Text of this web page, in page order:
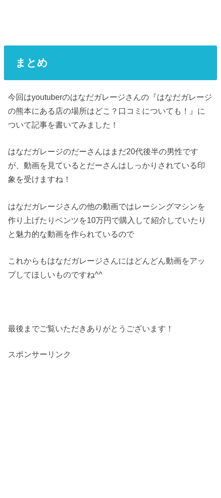
まとめ
今回はyoutuberのはなだガレージさんの『はなだガレージ
の熊本にある店の場所はどこ？口コミについても！』に
ついて記事を書いてみました！
はなだガレージのだーさんはまだ20代後半の男性です
が、動画を見ているとだーさんはしっかりされている印
象を受けますね！
はなだガレージさんの他の動画ではレーシングマシンを
作り上げたりベンツを10万円で購入して紹介していたり
と魅力的な動画を作られているので
これからもはなだガレージさんにはどんどん動画をアッ
プしてほしいものですね^^
最後までご覧いただきありがとうございます！
スポンサーリンク